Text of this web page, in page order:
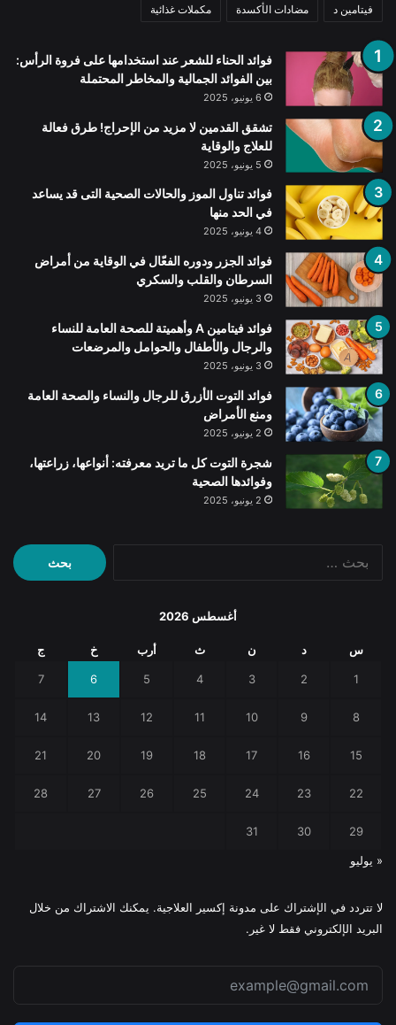
فيتامين د مضادات الأكسدة مكملات غذائية
فوائد الحناء للشعر عند استخدامها على فروة الرأس:
بين الفوائد الجمالية والمخاطر المحتملة
6 يونيو، 2025
تشقق القدمين لا مزيد من الإحراج! طرق فعالة
للعلاج والوقاية
5 يونيو، 2025
فوائد تناول الموز والحالات الصحية التى قد يساعد
في الحد منها
4 يونيو، 2025
فوائد الجزر ودوره الفعّال في الوقاية من أمراض
السرطان والقلب والسكري
3 يونيو، 2025
فوائد فيتامين A وأهميتة للصحة العامة للنساء
والرجال والأطفال والحوامل والمرضعات
3 يونيو، 2025
فوائد التوت الأزرق للرجال والنساء والصحة العامة
ومنع الأمراض
2 يونيو، 2025
شجرة التوت كل ما تريد معرفته: أنواعها، زراعتها،
وفوائدها الصحية
2 يونيو، 2025
البحث
عن:
أغسطس 2026
س د ن ث أرب خ ج
1
2
3
4
5
6
7
8
9
10
11
12
13
14
15
16
17
18
19
20
21
22
23
24
25
26
27
28
29
30
31
« يوليو
لا تتردد في الإشتراك على مدونة إكسير العلاجية. يمكنك الاشتراك من خلال
البريد الإلكتروني فقط لا غير.